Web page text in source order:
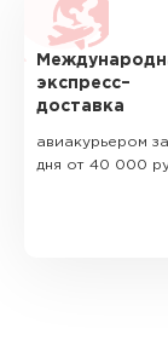
экспресс–
доставка
авиакурьером за
дня от 40 000